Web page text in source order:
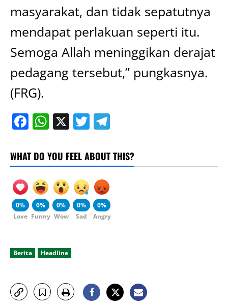
masyarakat, dan tidak sepatutnya
mendapat perlakuan seperti itu.
Semoga Allah meninggikan derajat
pedagang tersebut,” pungkasnya.
(FRG).
Facebook
WhatsApp
X Twitter
WHAT DO YOU FEEL ABOUT THIS?
0%
Love
0%
Funny
0%
Wow
0%
Sad
0%
Angry
Berita Headline